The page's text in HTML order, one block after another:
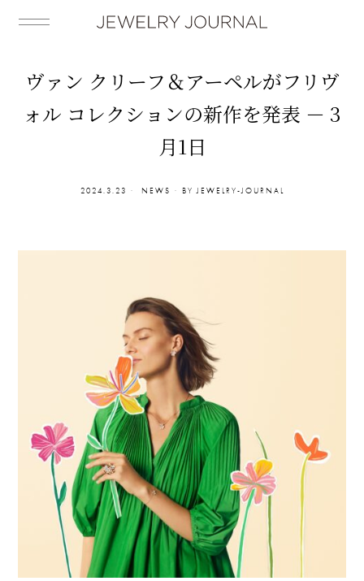
ヴァン クリーフ＆アーペルがフリヴ
ォル コレクションの新作を発表 － 3
月1日
2024.3.23 NEWS BY JEWELRY-JOURNAL